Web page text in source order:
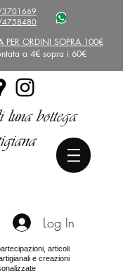
PER ORDINI SOPRA 100€
a 4€ sopra i 60€
bottega
Log In
articoli
e creazioni